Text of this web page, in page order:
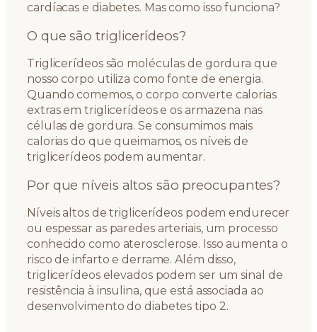
cardíacas e diabetes. Mas como isso funciona?
O que são triglicerídeos?
Triglicerídeos são moléculas de gordura que
nosso corpo utiliza como fonte de energia.
Quando comemos, o corpo converte calorias
extras em triglicerídeos e os armazena nas
células de gordura. Se consumimos mais
calorias do que queimamos, os níveis de
triglicerídeos podem aumentar.
Por que níveis altos são preocupantes?
Níveis altos de triglicerídeos podem endurecer
ou espessar as paredes arteriais, um processo
conhecido como aterosclerose. Isso aumenta o
risco de infarto e derrame. Além disso,
triglicerídeos elevados podem ser um sinal de
resistência à insulina, que está associada ao
desenvolvimento do diabetes tipo 2.